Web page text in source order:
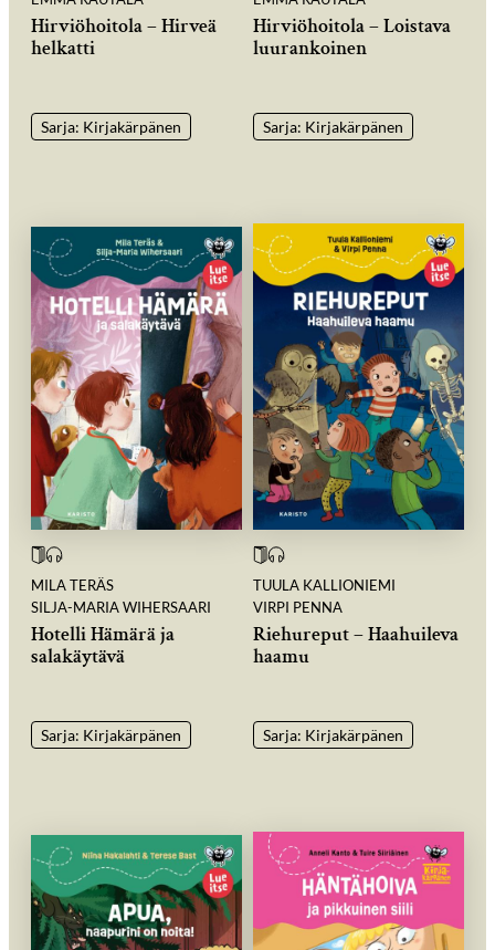
Hirviöhoitola – Hirveä
helkatti
Sarja: Kirjakärpänen
Hirviöhoitola – Loistava
luurankoinen
Sarja: Kirjakärpänen
MILA TERÄS
SILJA-MARIA WIHERSAARI
Hotelli Hämärä ja
salakäytävä
Sarja: Kirjakärpänen
TUULA KALLIONIEMI
VIRPI PENNA
Riehureput – Haahuileva
haamu
Sarja: Kirjakärpänen